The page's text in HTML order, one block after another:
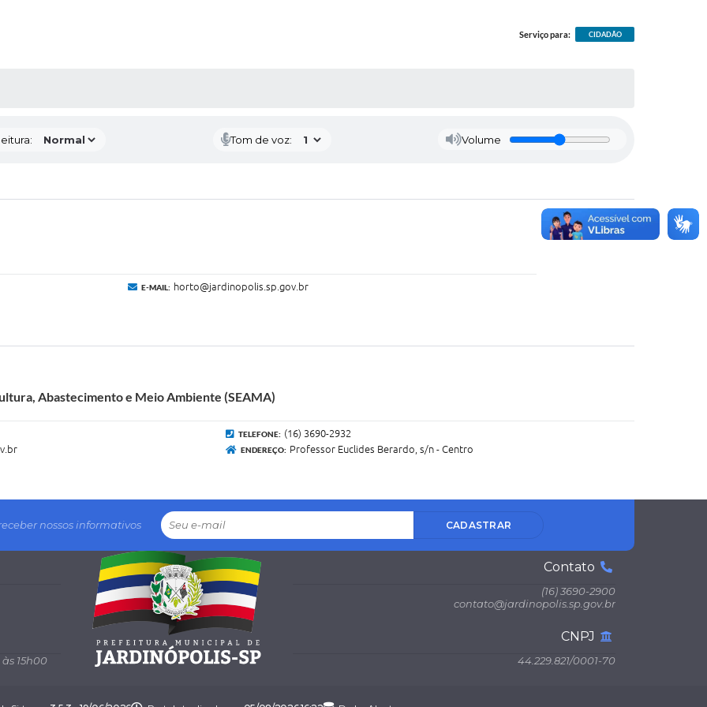
Serviço para: CIDADÃO
Tom de voz: Volume
E-MAIL: horto@jardinopolis.sp.gov.br
Abastecimento e Meio Ambiente (SEAMA)
TELEFONE: (16) 3690-2932
ENDEREÇO: Professor Euclides Berardo, s/n - Centro
nossos informativos CADASTRAR
Contato
(16) 3690-2900
contato@jardinopolis.sp.gov.br
15h00
CNPJ
44.229.821/0001-70